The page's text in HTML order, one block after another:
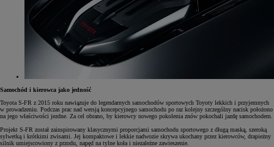
Samochód i kierowca jako jedność
Toyota S-FR z 2015 roku nawiązuje do legendarnych samochodów sportowych Toyoty lekkich i przyjemnych
w prowadzeniu. Podczas prac nad wersją koncepcyjnego samochodu po raz kolejny szczególny nacisk położono
na jego właściwości jezdne. Za cel obrano, by kierowcy nowego pokolenia znów pokochali jazdę samochodem.
Projekt S-FR został zainspirowany klasycznymi proporcjami samochodu sportowego z długą maską, szeroką
sylwetką i krótkimi zwisami. Jej kompaktowe i lekkie nadwozie skrywa ukochany przez kierowców, drapieżny
silnik umiejscowiony z przodu, napęd na tylne koła i niezależne zawieszenie.